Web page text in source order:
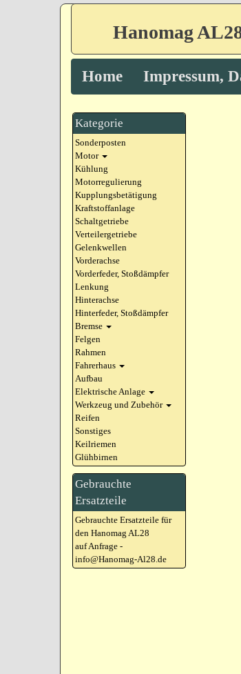
Hanomag
Home Impressum,
Kategorie
Sonderposten
Motor
Kühlung
Motorregulierung
Kupplungsbetätigung
Kraftstoffanlage
Schaltgetriebe
Verteilergetriebe
Gelenkwellen
Vorderachse
Vorderfeder, Stoßdämpfer
Lenkung
Hinterachse
Hinterfeder, Stoßdämpfer
Bremse
Felgen
Rahmen
Fahrerhaus
Aufbau
Elektrische Anlage
Werkzeug und Zubehör
Reifen
Sonstiges
Keilriemen
Glühbirnen
Gebrauchte
Ersatzteile
Gebrauchte Ersatzteile für
den Hanomag AL28
auf Anfrage -
info@Hanomag-Al28.de